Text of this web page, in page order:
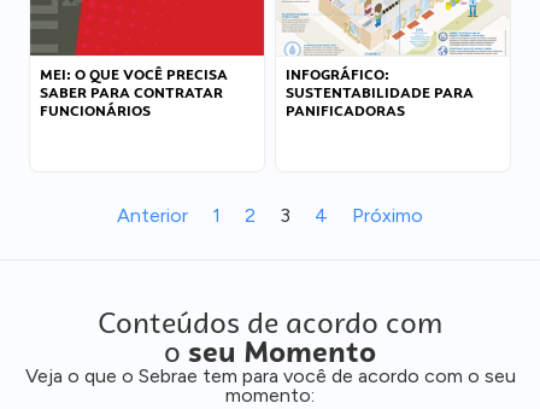
MEI: O QUE VOCÊ PRECISA
SABER PARA CONTRATAR
FUNCIONÁRIOS
INFOGRÁFICO:
SUSTENTABILIDADE PARA
PANIFICADORAS
Anterior 1 2 3 4 Próximo
Conteúdos de acordo com
o seu Momento
Veja o que o Sebrae tem para você de acordo com o seu
momento: